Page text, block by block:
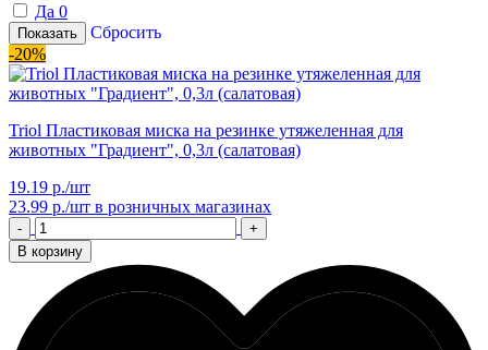
Да 0
Показать
Сбросить
-20%
Triol Пластиковая миска на резинке утяжеленная для
животных "Градиент", 0,3л (салатовая)
19.19 р./шт
23.99 р./шт в розничных магазинах
-
+
В корзину